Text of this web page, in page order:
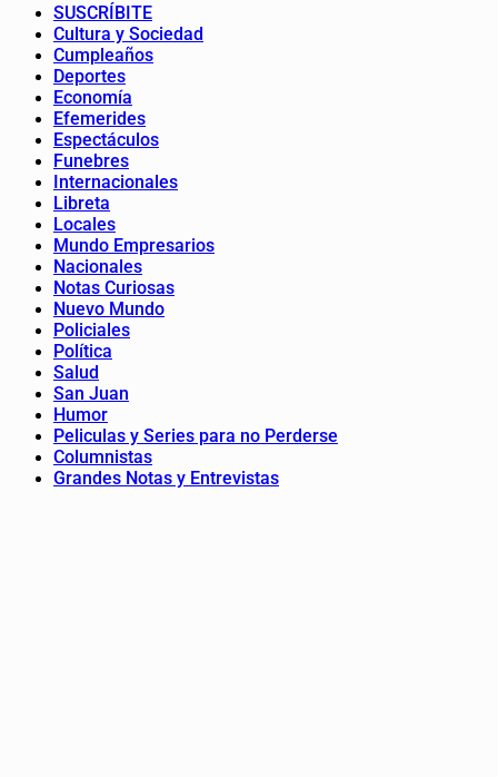
SUSCRÍBITE
Cultura y Sociedad
Cumpleaños
Deportes
Economía
Efemerides
Espectáculos
Funebres
Internacionales
Libreta
Locales
Mundo Empresarios
Nacionales
Notas Curiosas
Nuevo Mundo
Policiales
Política
Salud
San Juan
Humor
Peliculas y Series para no Perderse
Columnistas
Grandes Notas y Entrevistas